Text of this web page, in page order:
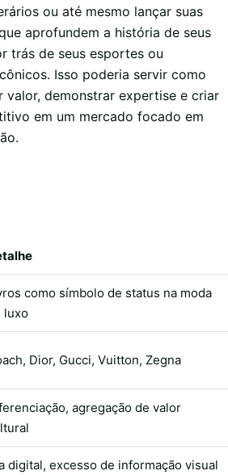
ou até mesmo lançar suas
aprofundem a história de seus
trás de seus esportes ou
Isso poderia servir como
valor, demonstrar expertise e criar
em um mercado focado em
como símbolo de status na moda
luxo
Dior, Gucci, Vuitton, Zegna
agregação de valor
digital, excesso de informação visual